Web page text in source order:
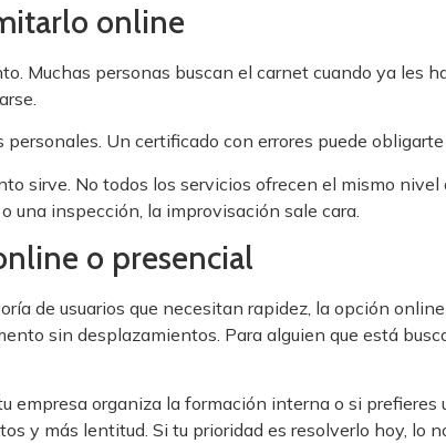
online
Muchas personas buscan el carnet cuando ya les
personales. Un certificado con errores puede
sirve. No todos los servicios ofrecen el mismo
una inspección, la improvisación sale cara.
o presencial
de usuarios que necesitan rapidez, la opción
sin desplazamientos. Para alguien que está
empresa organiza la formación interna o si
y más lentitud. Si tu prioridad es resolverlo hoy, lo